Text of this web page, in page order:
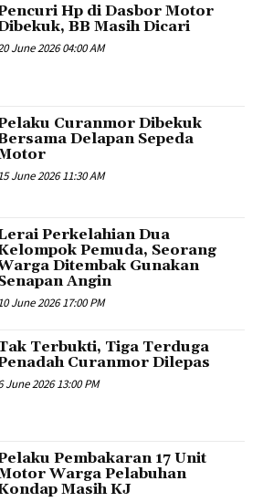
Hp di Dasbor Motor
BB Masih Dicari
June 2026 04:00 AM
Curanmor Dibekuk
Delapan Sepeda
June 2026 11:30 AM
Perkelahian Dua
Pemuda, Seorang
Ditembak Gunakan
Angin
June 2026 17:00 PM
Terbukti, Tiga Terduga
Curanmor Dilepas
June 2026 13:00 PM
Pembakaran 17 Unit
Warga Pelabuhan
Masih KJ